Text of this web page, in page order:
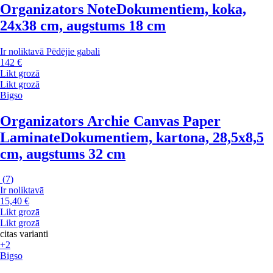
Organizators NoteDokumentiem, koka,
24x38 cm, augstums 18 cm
Ir noliktavā Pēdējie gabali
142 €
Likt grozā
Likt grozā
Bigso
Organizators Archie Canvas Paper
LaminateDokumentiem, kartona, 28,5x8,5
cm, augstums 32 cm
(7)
Ir noliktavā
15,40 €
Likt grozā
Likt grozā
citas varianti
+2
Bigso